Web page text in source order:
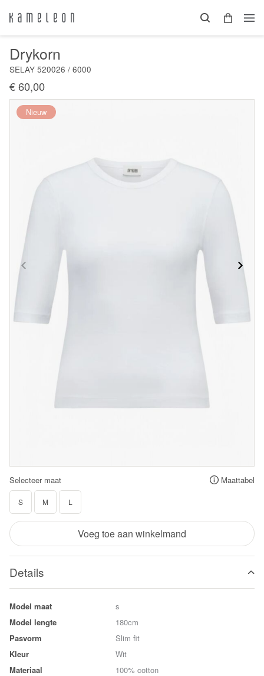
Drykorn
SELAY 520026 / 6000
€ 60,00
Nieuw
Selecteer maat Maattabel
S M L
Voeg toe aan winkelmand
Details
Model maat
s
Model lengte
180cm
Pasvorm
Slim fit
Kleur
Wit
Materiaal
100% cotton